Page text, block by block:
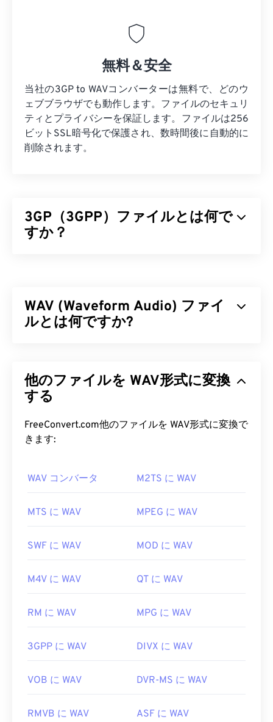
無料＆安全
当社の3GP to WAVコンバーターは無料で、どのウ
ェブブラウザでも動作します。ファイルのセキュリ
ティとプライバシーを保証します。ファイルは256
ビットSSL暗号化で保護され、数時間後に自動的に
削除されます。
3GP（3GPP）ファイルとは何で
すか？
ンテナフォーマットです。UMTSはモバイル向け技
術であるため、3GPフォーマットは、UMTSネット
3GP ファイルを開くにはどうすれ
ばいいですか?
3GPを開くのに最適なアプリケーションはApple
Windowsなど、ほとんどのオペレーティングシステ
3GPは、3GPP
Timed Textによるキャプションと字
ラクティブメニューには対応していませんが、その
ルと互換性があります。例えば、AutoGK
してください
(3GPP)
初回リリース:
https://en.wikipedia.org/wiki/3GP_and_3G2
WAV (Waveform Audio) ファイ
ルとは何ですか?
フォーマットです。WAVは、IBMとWindowsがリソ
ース交換ファイルフォーマット（RIFF）を
ファイルよりもはるかにサイズが大きいため、ポー
タブルプレーヤーでの使用には適していません。し
WAV ファイルを開くにはどうすれ
はWindows Media Player です。iTunes 、
ィアプレーヤー
などのプログラムで
す。UltraMixer
クロスOS対応のDJソフトウェア
PlayerもWAVファイルをサポートしています。
役立つリンク:
他のファイルを WAV形式に変換
する
FreeConvert.com他のファイルを WAV形式に変換で
きます:
WAV コンバータ M2TS に WAV
MTS に WAV MPEG に WAV
SWF に WAV MOD に WAV
M4V に WAV QT に WAV
RM に WAV MPG に WAV
3GPP に WAV DIVX に WAV
VOB に WAV DVR-MS に WAV
RMVB に WAV ASF に WAV